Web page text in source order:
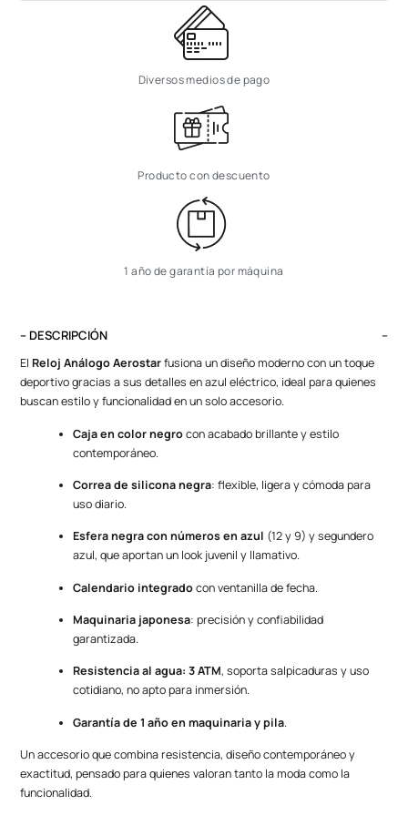
Diversos medios de pago
Producto con descuento
1 año de garantía por máquina
– DESCRIPCIÓN
ElReloj Análogo Aerostarfusiona un diseño moderno con un toque
deportivo gracias a sus detalles en azul eléctrico, ideal para quienes
buscan estilo y funcionalidad en un solo accesorio.
Caja en color negrocon acabado brillante y estilo
contemporáneo.
Correa de silicona negra: flexible, ligera y cómoda para
uso diario.
Esfera negra con números en azul (12 y 9) y segundero
azul, que aportan un look juvenil y llamativo.
Calendario integradocon ventanilla de fecha.
Maquinaria japonesa: precisión y confiabilidad
garantizada.
Resistencia al agua: 3 ATM, soporta salpicaduras y uso
cotidiano, no apto para inmersión.
Garantía de 1 año en maquinaria y pila.
Un accesorio que combina resistencia, diseño contemporáneo y
exactitud, pensado para quienes valoran tanto la moda como la
funcionalidad.